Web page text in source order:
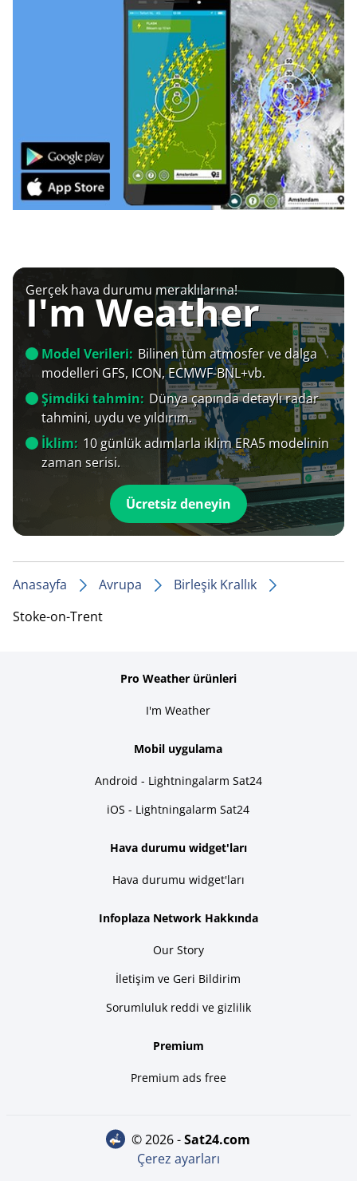
Gerçek hava durumu meraklılarına!
I'm Weather
Model Verileri: Bilinen tüm atmosfer ve dalga
modelleri GFS, ICON, ECMWF-BNL+vb.
Şimdiki tahmin: Dünya çapında detaylı radar
tahmini, uydu ve yıldırım.
İklim: 10 günlük adımlarla iklim ERA5 modelinin
zaman serisi.
Ücretsiz deneyin
Anasayfa Avrupa
Birleşik Krallık
Stoke-on-Trent
Pro Weather ürünleri
I'm Weather
Mobil uygulama
Android - Lightningalarm Sat24
iOS - Lightningalarm Sat24
Hava durumu widget'ları
Hava durumu widget'ları
Infoplaza Network Hakkında
Our Story
İletişim ve Geri Bildirim
Sorumluluk reddi ve gizlilik
Premium
Premium ads free
© 2026 - sat24.com
Çerez ayarları